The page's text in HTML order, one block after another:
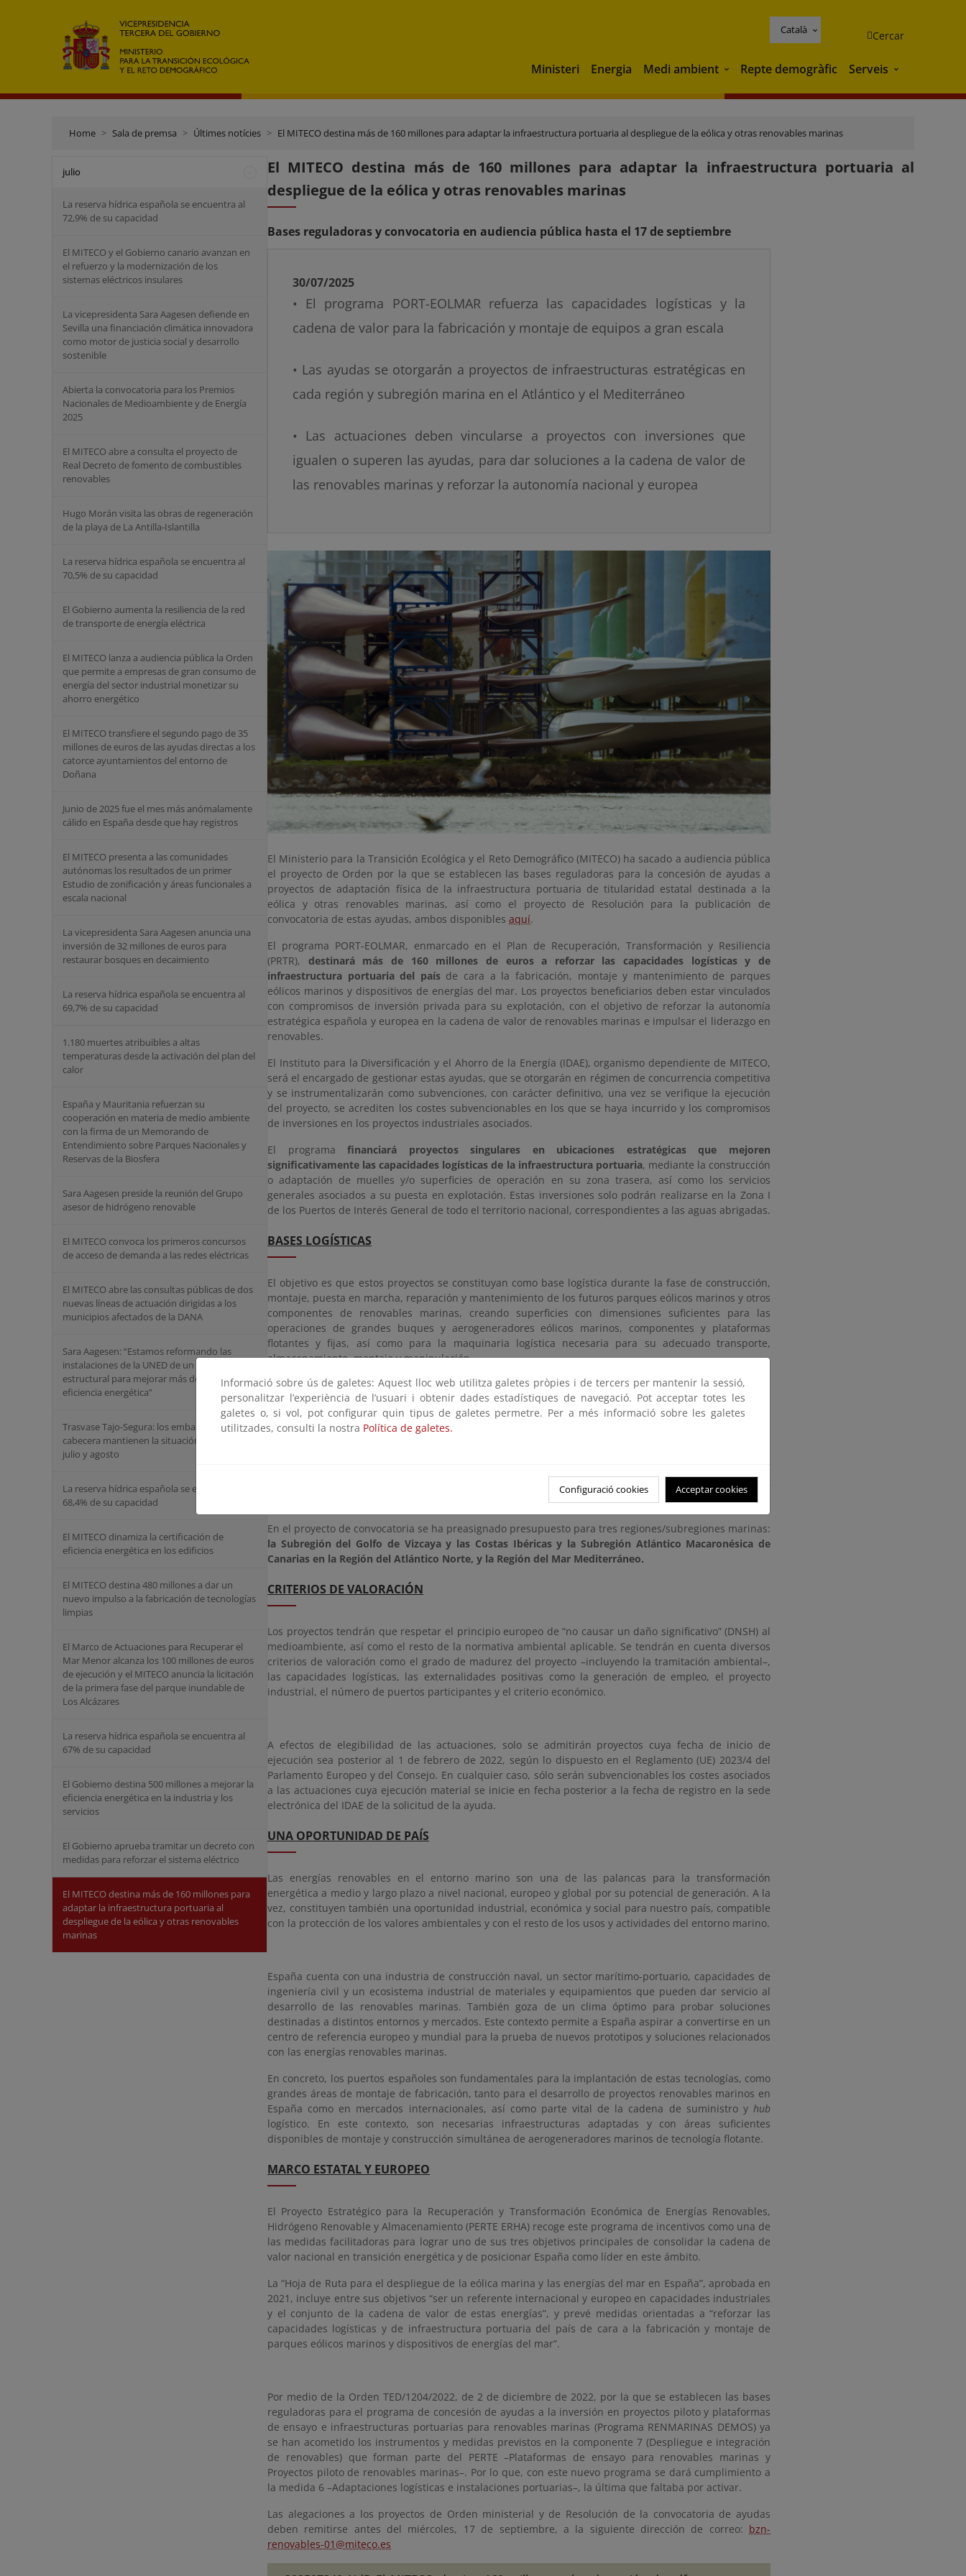
Català Cercar
Ministeri Energia Medi ambient Medi ambient
Repte demogràfic Serveis Serveis
Home Sala de premsa Últimes notícies El MITECO destina más de 160 millones para adaptar la infraestructura portuaria al despliegue de la eólica y otras renovables marinas
julio
La reserva hídrica española se encuentra al
72,9% de su capacidad
El MITECO y el Gobierno canario avanzan en
el refuerzo y la modernización de los
sistemas eléctricos insulares
La vicepresidenta Sara Aagesen defiende en
Sevilla una financiación climática innovadora
como motor de justicia social y desarrollo
sostenible
Abierta la convocatoria para los Premios
Nacionales de Medioambiente y de Energía
2025
El MITECO abre a consulta el proyecto de
Real Decreto de fomento de combustibles
renovables
Hugo Morán visita las obras de regeneración
de la playa de La Antilla-Islantilla
La reserva hídrica española se encuentra al
70,5% de su capacidad
El Gobierno aumenta la resiliencia de la red
de transporte de energía eléctrica
El MITECO lanza a audiencia pública la Orden
que permite a empresas de gran consumo de
energía del sector industrial monetizar su
ahorro energético
El MITECO transfiere el segundo pago de 35
millones de euros de las ayudas directas a los
catorce ayuntamientos del entorno de
Doñana
Junio de 2025 fue el mes más anómalamente
cálido en España desde que hay registros
El MITECO presenta a las comunidades
autónomas los resultados de un primer
Estudio de zonificación y áreas funcionales a
escala nacional
La vicepresidenta Sara Aagesen anuncia una
inversión de 32 millones de euros para
restaurar bosques en decaimiento
La reserva hídrica española se encuentra al
69,7% de su capacidad
1.180 muertes atribuibles a altas
temperaturas desde la activación del plan del
calor
España y Mauritania refuerzan su
cooperación en materia de medio ambiente
con la firma de un Memorando de
Entendimiento sobre Parques Nacionales y
Reservas de la Biosfera
Sara Aagesen preside la reunión del Grupo
asesor de hidrógeno renovable
El MITECO convoca los primeros concursos
de acceso de demanda a las redes eléctricas
El MITECO abre las consultas públicas de dos
nuevas líneas de actuación dirigidas a los
municipios afectados de la DANA
Sara Aagesen: “Estamos reformando las
instalaciones de la UNED de un modo
estructural para mejorar más del 30% su
eficiencia energética”
Trasvase Tajo-Segura: los embalses de
cabecera mantienen la situación de nivel 1 en
julio y agosto
La reserva hídrica española se encuentra al
68,4% de su capacidad
El MITECO dinamiza la certificación de
eficiencia energética en los edificios
El MITECO destina 480 millones a dar un
nuevo impulso a la fabricación de tecnologías
limpias
El Marco de Actuaciones para Recuperar el
Mar Menor alcanza los 100 millones de euros
de ejecución y el MITECO anuncia la licitación
de la primera fase del parque inundable de
Los Alcázares
La reserva hídrica española se encuentra al
67% de su capacidad
El Gobierno destina 500 millones a mejorar la
eficiencia energética en la industria y los
servicios
El Gobierno aprueba tramitar un decreto con
medidas para reforzar el sistema eléctrico
El MITECO destina más de 160 millones para
adaptar la infraestructura portuaria al
despliegue de la eólica y otras renovables
marinas
El MITECO destina más de 160 millones para adaptar la infraestructura portuaria al
despliegue de la eólica y otras renovables marinas
Bases reguladoras y convocatoria en audiencia pública hasta el 17 de septiembre
30/07/2025
• El programa PORT-EOLMAR refuerza las capacidades logísticas y la
cadena de valor para la fabricación y montaje de equipos a gran escala
• Las ayudas se otorgarán a proyectos de infraestructuras estratégicas en
cada región y subregión marina en el Atlántico y el Mediterráneo
• Las actuaciones deben vincularse a proyectos con inversiones que
igualen o superen las ayudas, para dar soluciones a la cadena de valor de
las renovables marinas y reforzar la autonomía nacional y europea
El Ministerio para la Transición Ecológica y el Reto Demográfico (MITECO) ha sacado a audiencia pública
el proyecto de Orden por la que se establecen las bases reguladoras para la concesión de ayudas a
proyectos de adaptación física de la infraestructura portuaria de titularidad estatal destinada a la
eólica y otras renovables marinas, así como el proyecto de Resolución para la publicación de
convocatoria de estas ayudas, ambos disponibles aquí.
El programa PORT-EOLMAR, enmarcado en el Plan de Recuperación, Transformación y Resiliencia
(PRTR), destinará más de 160 millones de euros a reforzar las capacidades logísticas y de
infraestructura portuaria del país de cara a la fabricación, montaje y mantenimiento de parques
eólicos marinos y dispositivos de energías del mar. Los proyectos beneficiarios deben estar vinculados
con compromisos de inversión privada para su explotación, con el objetivo de reforzar la autonomía
estratégica española y europea en la cadena de valor de renovables marinas e impulsar el liderazgo en
renovables.
El Instituto para la Diversificación y el Ahorro de la Energía (IDAE), organismo dependiente de MITECO,
será el encargado de gestionar estas ayudas, que se otorgarán en régimen de concurrencia competitiva
y se instrumentalizarán como subvenciones, con carácter definitivo, una vez se verifique la ejecución
del proyecto, se acrediten los costes subvencionables en los que se haya incurrido y los compromisos
de inversiones en los proyectos industriales asociados.
El programa financiará proyectos singulares en ubicaciones estratégicas que mejoren
significativamente las capacidades logísticas de la infraestructura portuaria, mediante la construcción
o adaptación de muelles y/o superficies de operación en su zona trasera, así como los servicios
generales asociados a su puesta en explotación. Estas inversiones solo podrán realizarse en la Zona I
de los Puertos de Interés General de todo el territorio nacional, correspondientes a las aguas abrigadas.
BASES LOGÍSTICAS
El objetivo es que estos proyectos se constituyan como base logística durante la fase de construcción,
montaje, puesta en marcha, reparación y mantenimiento de los futuros parques eólicos marinos y otros
componentes de renovables marinas, creando superficies con dimensiones suficientes para las
operaciones de grandes buques y aerogeneradores eólicos marinos, componentes y plataformas
flotantes y fijas, así como para la maquinaria logística necesaria para su adecuado transporte,
almacenamiento, montaje y manipulación.
Para ello, a cada actuación subvencionable se le exigirán unos requerimientos de capacidad de
longitud mínima de alineación de muelle, calado y superficie mínima de explanada asociada, que
permitan dar respuesta a las actividades de fabricación, montaje y transporte de aerogeneradores
marinos para el desarrollo de los parques eólicos en alta mar en España.
eólica marina y/o a las renovables marinas. Estos proyectos industriales serán promovidos por
operadores privados que obtengan sus títulos concesionales en procedimientos sujetos a concurrencia.
En el proyecto de convocatoria se ha preasignado presupuesto para tres regiones/subregiones marinas:
la Subregión del Golfo de Vizcaya y las Costas Ibéricas y la Subregión Atlántico Macaronésica de
Canarias en la Región del Atlántico Norte, y la Región del Mar Mediterráneo.
CRITERIOS DE VALORACIÓN
Los proyectos tendrán que respetar el principio europeo de “no causar un daño significativo” (DNSH) al
medioambiente, así como el resto de la normativa ambiental aplicable. Se tendrán en cuenta diversos
criterios de valoración como el grado de madurez del proyecto –incluyendo la tramitación ambiental–,
las capacidades logísticas, las externalidades positivas como la generación de empleo, el proyecto
industrial, el número de puertos participantes y el criterio económico.
A efectos de elegibilidad de las actuaciones, solo se admitirán proyectos cuya fecha de inicio de
ejecución sea posterior al 1 de febrero de 2022, según lo dispuesto en el Reglamento (UE) 2023/4 del
Parlamento Europeo y del Consejo. En cualquier caso, sólo serán subvencionables los costes asociados
a las actuaciones cuya ejecución material se inicie en fecha posterior a la fecha de registro en la sede
electrónica del IDAE de la solicitud de la ayuda.
UNA OPORTUNIDAD DE PAÍS
Las energías renovables en el entorno marino son una de las palancas para la transformación
energética a medio y largo plazo a nivel nacional, europeo y global por su potencial de generación. A la
vez, constituyen también una oportunidad industrial, económica y social para nuestro país, compatible
con la protección de los valores ambientales y con el resto de los usos y actividades del entorno marino.
España cuenta con una industria de construcción naval, un sector marítimo-portuario, capacidades de
ingeniería civil y un ecosistema industrial de materiales y equipamientos que pueden dar servicio al
desarrollo de las renovables marinas. También goza de un clima óptimo para probar soluciones
destinadas a distintos entornos y mercados. Este contexto permite a España aspirar a convertirse en un
centro de referencia europeo y mundial para la prueba de nuevos prototipos y soluciones relacionados
con las energías renovables marinas.
En concreto, los puertos españoles son fundamentales para la implantación de estas tecnologías, como
grandes áreas de montaje de fabricación, tanto para el desarrollo de proyectos renovables marinos en
España como en mercados internacionales, así como parte vital de la cadena de suministro y hub
logístico. En este contexto, son necesarias infraestructuras adaptadas y con áreas suficientes
disponibles de montaje y construcción simultánea de aerogeneradores marinos de tecnología flotante.
MARCO ESTATAL Y EUROPEO
El Proyecto Estratégico para la Recuperación y Transformación Económica de Energías Renovables,
Hidrógeno Renovable y Almacenamiento (PERTE ERHA) recoge este programa de incentivos como una de
las medidas facilitadoras para lograr uno de sus tres objetivos principales de consolidar la cadena de
valor nacional en transición energética y de posicionar España como líder en este ámbito.
La “Hoja de Ruta para el despliegue de la eólica marina y las energías del mar en España”, aprobada en
2021, incluye entre sus objetivos “ser un referente internacional y europeo en capacidades industriales
y el conjunto de la cadena de valor de estas energías”, y prevé medidas orientadas a “reforzar las
capacidades logísticas y de infraestructura portuaria del país de cara a la fabricación y montaje de
parques eólicos marinos y dispositivos de energías del mar”.
Por medio de la Orden TED/1204/2022, de 2 de diciembre de 2022, por la que se establecen las bases
reguladoras para el programa de concesión de ayudas a la inversión en proyectos piloto y plataformas
de ensayo e infraestructuras portuarias para renovables marinas (Programa RENMARINAS DEMOS) ya
se han acometido los instrumentos y medidas previstos en la componente 7 (Despliegue e integración
de renovables) que forman parte del PERTE –Plataformas de ensayo para renovables marinas y
Proyectos piloto de renovables marinas–. Por lo que, con este nuevo programa se dará cumplimiento a
la medida 6 –Adaptaciones logísticas e instalaciones portuarias–, la última que faltaba por activar.
Las alegaciones a los proyectos de Orden ministerial y de Resolución de la convocatoria de ayudas
deben remitirse antes del miércoles, 17 de septiembre, a la siguiente dirección de correo: bzn-
renovables-01@miteco.es
Informació sobre ús de galetes: Aquest lloc web utilitza galetes pròpies i de tercers per mantenir la sessió,
personalitzar l’experiència de l’usuari i obtenir dades estadístiques de navegació. Pot acceptar totes les
galetes o, si vol, pot configurar quin tipus de galetes permetre. Per a més informació sobre les galetes
utilitzades, consulti la nostra Política de galetes.
Configuració cookies Acceptar cookies